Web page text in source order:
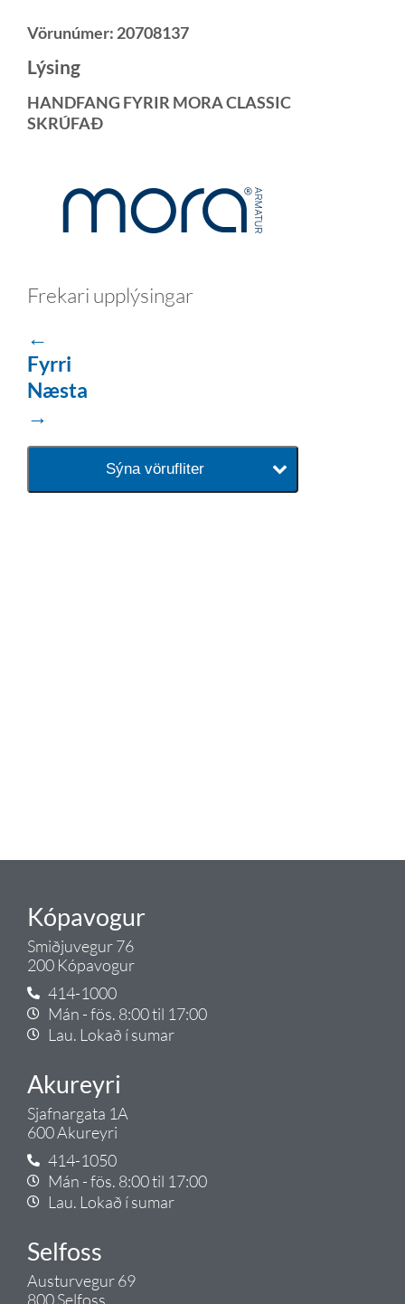
Vörunúmer: 20708137
Lýsing
HANDFANG FYRIR MORA CLASSIC
SKRÚFAÐ
Frekari upplýsingar
←
Fyrri
Næsta
→
Sýna vörufliter
Kópavogur
Smiðjuvegur 76
200 Kópavogur
414-1000
Mán - fös. 8:00 til 17:00
Lau. Lokað í sumar
Akureyri
Sjafnargata 1A
600 Akureyri
414-1050
Mán - fös. 8:00 til 17:00
Lau. Lokað í sumar
Selfoss
Austurvegur 69
800 Selfoss